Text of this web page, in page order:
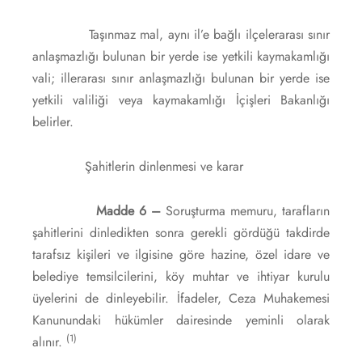
Taşınmaz mal, aynı il’e bağlı ilçelerarası sınır
anlaşmazlığı bulunan bir yerde ise yetkili kaymakamlığı
vali; illerarası sınır anlaşmazlığı bulunan bir yerde ise
yetkili valiliği veya kaymakamlığı İçişleri Bakanlığı
belirler.
Şahitlerin dinlenmesi ve karar
Madde 6 – Soruşturma memuru, tarafların
şahitlerini dinledikten sonra gerekli gördüğü takdirde
tarafsız kişileri ve ilgisine göre hazine, özel idare ve
belediye temsilcilerini, köy muhtar ve ihtiyar kurulu
üyelerini de dinleyebilir. İfadeler, Ceza Muhakemesi
Kanunundaki hükümler dairesinde yeminli olarak
alınır. (1)